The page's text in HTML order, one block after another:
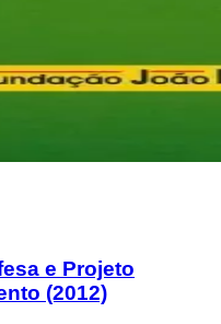
e Projeto
(2012)